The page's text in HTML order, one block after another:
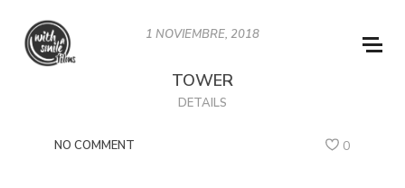
1 NOVIEMBRE, 2018
TOWER
DETAILS
NO COMMENT 0